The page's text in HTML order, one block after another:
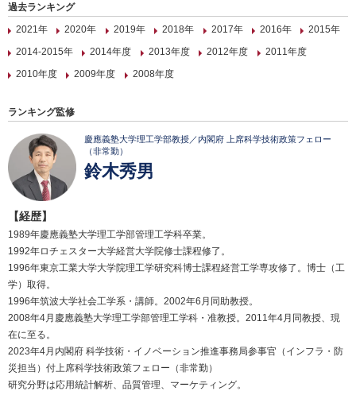
過去ランキング
2021年
2020年 2019年 2018年 2017年 2016年
2015年
2014-2015年
2014年度 2013年度 2012年度
2011年度
2010年度
2009年度 2008年度
ランキング監修
慶應義塾大学理工学部教授／内閣府 上席科学技術政策フェロー
（非常勤）
鈴木秀男
【経歴】
1989年慶應義塾大学理工学部管理工学科卒業。
1992年ロチェスター大学経営大学院修士課程修了。
1996年東京工業大学大学院理工学研究科博士課程経営工学専攻修了。博士（工
学）取得。
1996年筑波大学社会工学系・講師。2002年6月同助教授。
2008年4月慶應義塾大学理工学部管理工学科・准教授。2011年4月同教授、現
在に至る。
2023年4月内閣府 科学技術・イノベーション推進事務局参事官（インフラ・防
災担当）付上席科学技術政策フェロー（非常勤）
研究分野は応用統計解析、品質管理、マーケティング。